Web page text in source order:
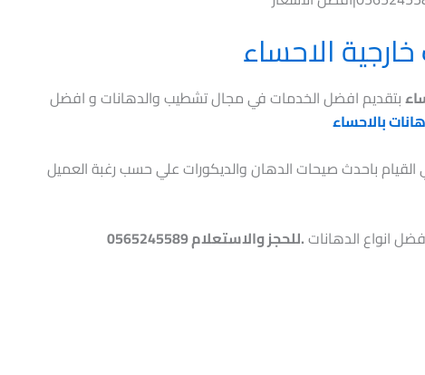
الاحساء
بتقديم افضل الخدمات في مجال تشطيب والدهانات و افضل
بالاحساء
القيام باحدث صيحات الدهان والديكورات علي حسب رغبة العميل
انواع الدهانات.للحجز والاستعلام 0565245589